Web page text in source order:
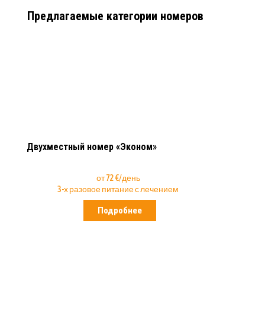
Предлагаемые категории номеров
Двухместный номер «Эконом»
от 72 €/день
3-х разовое питание с лечением
Подробнее